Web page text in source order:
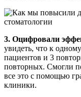
3. Оцифровали
увидеть, что к
пациентов и 3
повторных. Смогли
все это с помощью
клиники.